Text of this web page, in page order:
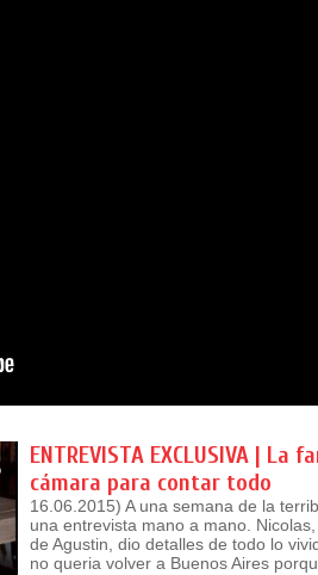
ENTREVISTA EXCLUSIVA |
cámara para contar todo
16.06.2015) A una semana de la
una entrevista mano a mano.
de Agustin, dio detalles de todo lo
no queria volver a Buenos Aires